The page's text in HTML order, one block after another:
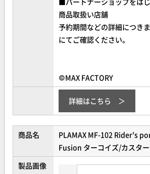
商品取扱い店舗
予約期間などの詳細につき
にてご確認ください。
©MAX FACTORY
詳細はこちら
商品名
PLAMAX MF-102 Rider's
Fusion ターコイズ/カスタ
製品画像